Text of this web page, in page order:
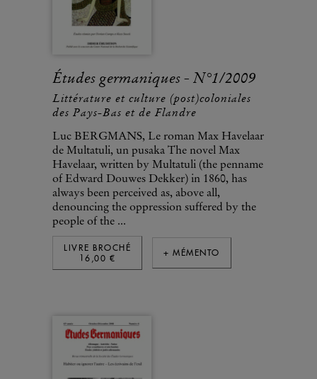
Études germaniques - N°1/2009
Littérature et culture (post)coloniales
des Pays-Bas et de Flandre
Luc BERGMANS, Le roman Max Havelaar
de Multatuli, un pusaka The novel Max
Havelaar, written by Multatuli (the penname
of Edward Douwes Dekker) in 1860, has
always been perceived as, above all,
denouncing the oppression suffered by the
people of the ...
LIVRE BROCHÉ
16,00 €
+ MÉMENTO